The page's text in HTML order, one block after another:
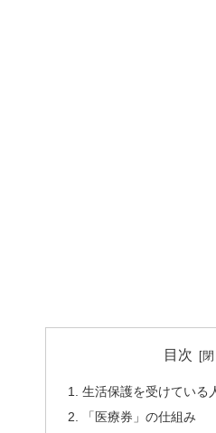
目次
生活保護を受けている
「医療券」の仕組み